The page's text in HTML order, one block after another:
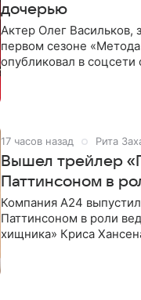
дочерью
Актер Олег
первом сезоне
опубликовал в
17 часов назад Рита
Вышел трейлер
Паттинсоном в
Компания A24
Паттинсоном в роли
хищника» Криса